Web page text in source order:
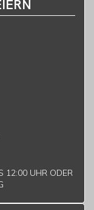
12:00 UHR ODER